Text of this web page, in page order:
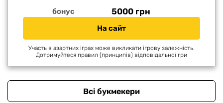
бонус 5000 грн
На сайт
Участь в азартних іграх може викликати ігрову залежність.
Дотримуйтеся правил (принципів) відповідальної гри
Всі букмекери